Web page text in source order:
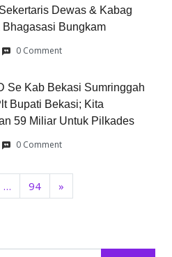
Dewas & Kabag
Bhagasasi Bungkam
0 Comment
Se Kab Bekasi Sumringgah
Bupati Bekasi; Kita
59 Miliar Untuk Pilkades
0 Comment
… 94 »